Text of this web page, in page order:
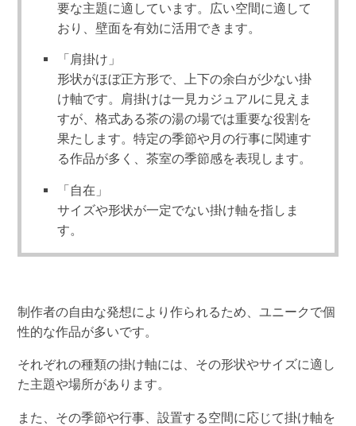
要な主題に適しています。広い空間に適して
おり、壁面を有効に活用できます。
「肩掛け」
形状がほぼ正方形で、上下の余白が少ない掛
け軸です。肩掛けは一見カジュアルに見えま
すが、格式ある茶の湯の場では重要な役割を
果たします。特定の季節や月の行事に関連す
る作品が多く、茶室の季節感を表現します。
「自在」
サイズや形状が一定でない掛け軸を指しま
す。
制作者の自由な発想により作られるため、ユニークで個
性的な作品が多いです。
それぞれの種類の掛け軸には、その形状やサイズに適し
た主題や場所があります。
また、その季節や行事、設置する空間に応じて掛け軸を